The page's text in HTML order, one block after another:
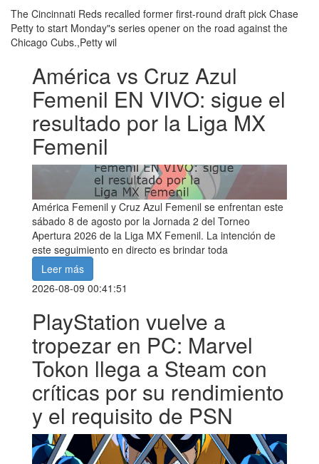
The Cincinnati Reds recalled former first-round draft pick Chase
Petty to start Monday"s series opener on the road against the
Chicago Cubs.,Petty wil
América vs Cruz Azul
Femenil EN VIVO: sigue el
resultado por la Liga MX
Femenil
América Femenil y Cruz Azul Femenil se enfrentan este
sábado 8 de agosto por la Jornada 2 del Torneo
Apertura 2026 de la Liga MX Femenil. La intención de
este seguimiento en directo es brindar toda
Leer más
2026-08-09 00:41:51
PlayStation vuelve a
tropezar en PC: Marvel
Tokon llega a Steam con
críticas por su rendimiento
y el requisito de PSN